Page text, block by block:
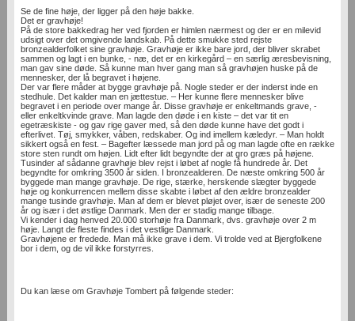
Se de fine høje, der ligger på den høje bakke.
Det er gravhøje!
På de store bakkedrag her ved fjorden er himlen nærmest og der er en milevid
udsigt over det omgivende landskab. På dette smukke sted rejste
bronzealderfolket sine gravhøje. Gravhøje er ikke bare jord, der bliver skrabet
sammen og lagt i en bunke, - næ, det er en kirkegård – en særlig æresbevisning,
man gav sine døde. Så kunne man hver gang man så gravhøjen huske på de
mennesker, der lå begravet i højene.
Der var flere måder at bygge gravhøje på. Nogle steder er der inderst inde en
stedhule. Det kalder man en jættestue. – Her kunne flere mennesker blive
begravet i en periode over mange år. Disse gravhøje er enkeltmands grave, -
eller enkeltkvinde grave. Man lagde den døde i en kiste – det var tit en
egetræskiste - og gav rige gaver med, så den døde kunne have det godt i
efterlivet. Tøj, smykker, våben, redskaber. Og ind imellem kæledyr. – Man holdt
sikkert også en fest. – Bagefter læssede man jord på og man lagde ofte en række
store sten rundt om højen. Lidt efter lidt begyndte der at gro græs på højene.
Tusinder af sådanne gravhøje blev rejst i løbet af nogle få hundrede år. Det
begyndte for omkring 3500 år siden. I bronzealderen. De næste omkring 500 år
byggede man mange gravhøje. De rige, stærke, herskende slægter byggede
høje og konkurrencen mellem disse skabte i løbet af den ældre bronzealder
mange tusinde gravhøje. Man af dem er blevet pløjet over, især de seneste 200
år og især i det østlige Danmark. Men der er stadig mange tilbage.
Vi kender i dag henved 20.000 storhøje fra Danmark, dvs. gravhøje over 2 m
høje. Langt de fleste findes i det vestlige Danmark.
Gravhøjene er fredede. Man må ikke grave i dem. Vi trolde ved at Bjergfolkene
bor i dem, og de vil ikke forstyrres.
Du kan læse om Gravhøje Tombert på følgende steder: